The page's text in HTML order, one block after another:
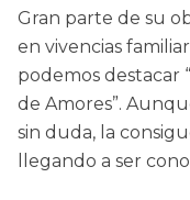
Gran parte de su
en vivencias
podemos destacar
de Amores”.
sin duda, la
llegando a ser